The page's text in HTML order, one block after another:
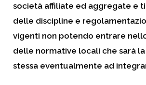
società affiliate ed aggregate e
delle discipline e
vigenti non potendo entrare
delle normative locali che sarà
stessa eventualmente ad